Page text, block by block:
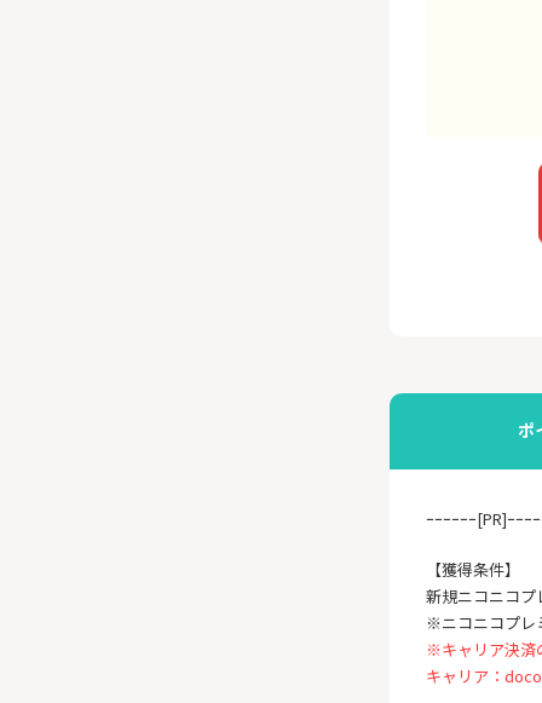
ポ
ｰｰｰｰｰｰ[PR]ｰｰｰ
【獲得条件】
新規ニコニコプ
※ニコニコプレ
※キャリア決済
キャリア：